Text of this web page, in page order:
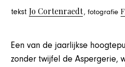
tekstJo Cortenraedt, fotografie
Een van de jaarlijkse
zonder twijfel de Aspergerie,